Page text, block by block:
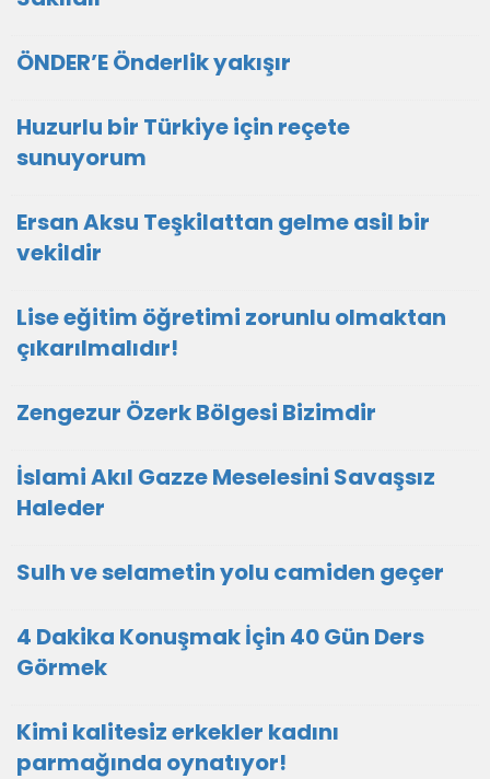
ÖNDER’E Önderlik yakışır
Huzurlu bir Türkiye için reçete
sunuyorum
Ersan Aksu Teşkilattan gelme asil bir
vekildir
Lise eğitim öğretimi zorunlu olmaktan
çıkarılmalıdır!
Zengezur Özerk Bölgesi Bizimdir
İslami Akıl Gazze Meselesini Savaşsız
Haleder
Sulh ve selametin yolu camiden geçer
4 Dakika Konuşmak İçin 40 Gün Ders
Görmek
Kimi kalitesiz erkekler kadını
parmağında oynatıyor!